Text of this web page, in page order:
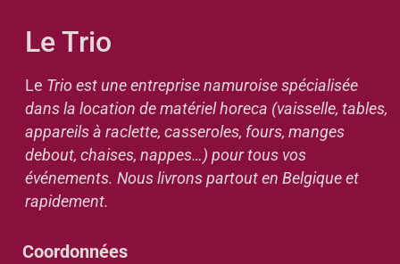
Le Trio
Le Trio est une entreprise namuroise spécialisée
dans la location de matériel horeca (vaisselle, tables,
appareils à raclette, casseroles, fours, manges
debout, chaises, nappes…) pour tous vos
événements. Nous livrons partout en Belgique et
rapidement.
Coordonnées